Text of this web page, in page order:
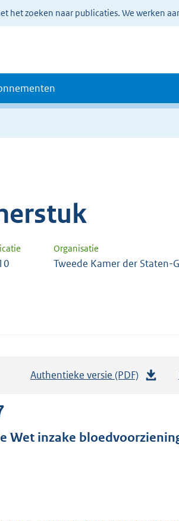
het zoeken naar publicaties. We werken
Organisatie
Tweede Kamer der Staten-
Authentieke versie (PDF)
a
Wet inzake